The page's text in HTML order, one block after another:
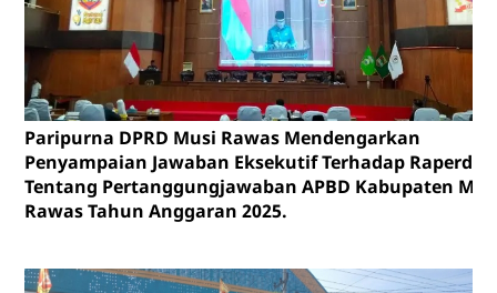
Paripurna DPRD Musi Rawas Mendengarkan
Penyampaian Jawaban Eksekutif Terhadap Raperda
Tentang Pertanggungjawaban APBD Kabupaten
Rawas Tahun Anggaran 2025.